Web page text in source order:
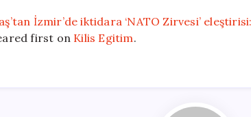
İzmir’de iktidara ‘NATO Zirvesi’
first on Kilis Egitim.